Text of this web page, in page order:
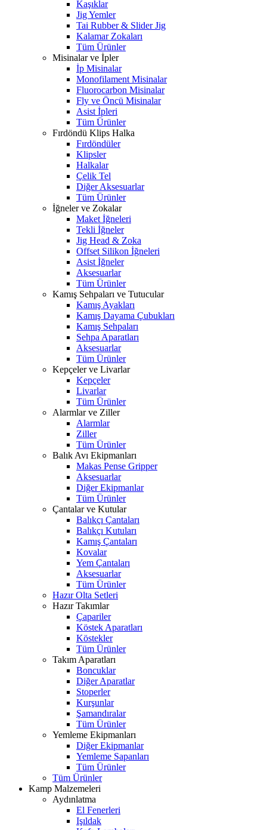
Kaşıklar
Jig Yemler
Tai Rubber & Slider Jig
Kalamar Zokaları
Tüm Ürünler
Misinalar ve İpler
İp Misinalar
Monofilament Misinalar
Fluorocarbon Misinalar
Fly ve Öncü Misinalar
Asist İpleri
Tüm Ürünler
Fırdöndü Klips Halka
Fırdöndüler
Klipsler
Halkalar
Çelik Tel
Diğer Aksesuarlar
Tüm Ürünler
İğneler ve Zokalar
Maket İğneleri
Tekli İğneler
Jig Head & Zoka
Offset Silikon İğneleri
Asist İğneler
Aksesuarlar
Tüm Ürünler
Kamış Sehpaları ve Tutucular
Kamış Ayakları
Kamış Dayama Çubukları
Kamış Sehpaları
Sehpa Aparatları
Aksesuarlar
Tüm Ürünler
Kepçeler ve Livarlar
Kepçeler
Livarlar
Tüm Ürünler
Alarmlar ve Ziller
Alarmlar
Ziller
Tüm Ürünler
Balık Avı Ekipmanları
Makas Pense Gripper
Aksesuarlar
Diğer Ekipmanlar
Tüm Ürünler
Çantalar ve Kutular
Balıkçı Çantaları
Balıkçı Kutuları
Kamış Çantaları
Kovalar
Yem Çantaları
Aksesuarlar
Tüm Ürünler
Hazır Olta Setleri
Hazır Takımlar
Çapariler
Köstek Aparatları
Köstekler
Tüm Ürünler
Takım Aparatları
Boncuklar
Diğer Aparatlar
Stoperler
Kurşunlar
Şamandıralar
Tüm Ürünler
Yemleme Ekipmanları
Diğer Ekipmanlar
Yemleme Sapanları
Tüm Ürünler
Tüm Ürünler
Kamp Malzemeleri
Aydınlatma
El Fenerleri
Işıldak